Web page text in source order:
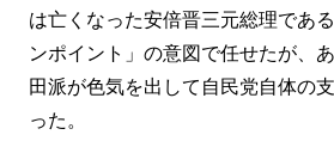
は亡くなった安倍晋三元総理であ
ンポイント」の意図で任せたが、
田派が色気を出して自民党自体の
った。